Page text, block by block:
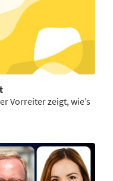
Vorreiter zeigt, wie’s